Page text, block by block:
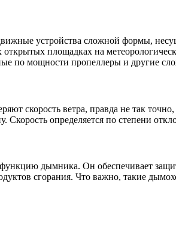
устройства сложной формы,
площадках на
по мощности пропеллеры и другие
скорость ветра, правда не так
определяется по степени
дымника. Он обеспечивает
сгорания. Что важно, такие